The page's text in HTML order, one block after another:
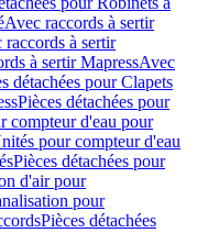
Avec raccords à sertir
raccords à sertir
à sertir MapressAvec
détachées pour Clapets
Pièces détachées pour
compteur d'eau pour
pour compteur d'eau
Pièces détachées pour
d'air pour
pour
Pièces détachées